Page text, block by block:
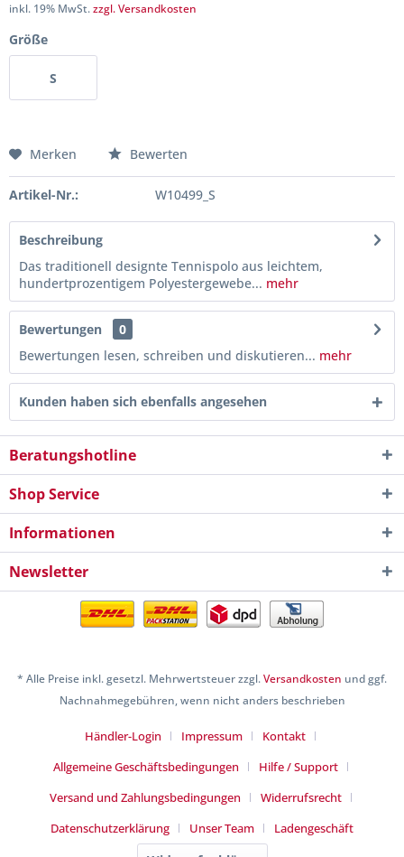
inkl. 19% MwSt.zzgl. Versandkosten
Größe
S
Merken Bewerten
Artikel-Nr.: W10499_S
Beschreibung
Das traditionell designte Tennispolo aus leichtem,
hundertprozentigem Polyestergewebe... mehr
Bewertungen
0
Bewertungen lesen, schreiben und diskutieren... mehr
Kunden haben sich ebenfalls angesehen
Beratungshotline
Shop Service
Informationen
Newsletter
* Alle Preise inkl. gesetzl. Mehrwertsteuer zzgl.Versandkosten und ggf.
Nachnahmegebühren, wenn nicht anders beschrieben
Händler-Login Impressum
Kontakt
Allgemeine Geschäftsbedingungen
Hilfe / Support
Versand und Zahlungsbedingungen
Widerrufsrecht
Datenschutzerklärung
Unser Team Ladengeschäft